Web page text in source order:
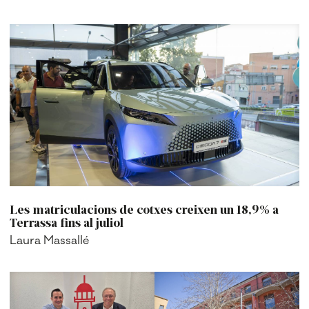
Les matriculacions de cotxes creixen un 18,9% a
Terrassa fins al juliol
Laura Massallé